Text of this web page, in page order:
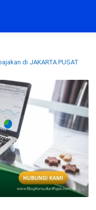
di JAKARTA PUSAT